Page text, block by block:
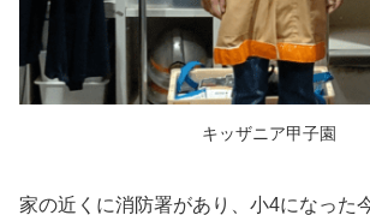
キッザニア甲子園
家の近くに消防署があり、小4になった